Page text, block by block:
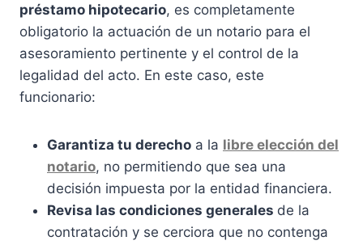
préstamo hipotecario, es completamente
obligatorio la actuación de un notario para el
asesoramiento pertinente y el control de la
legalidad del acto. En este caso, este
funcionario:
Garantiza tu derecho a la libre elección del
notario, no permitiendo que sea una
decisión impuesta por la entidad financiera.
Revisa las condiciones generales de la
contratación y se cerciora que no contenga